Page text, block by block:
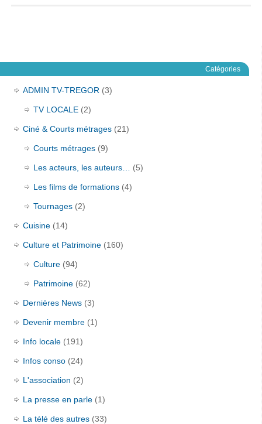
Catégories
ADMIN TV-TREGOR (3)
TV LOCALE (2)
Ciné & Courts métrages (21)
Courts métrages (9)
Les acteurs, les auteurs… (5)
Les films de formations (4)
Tournages (2)
Cuisine (14)
Culture et Patrimoine (160)
Culture (94)
Patrimoine (62)
Dernières News (3)
Devenir membre (1)
Info locale (191)
Infos conso (24)
L'association (2)
La presse en parle (1)
La télé des autres (33)